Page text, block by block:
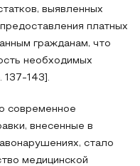
выявленных
платных
гражданам, что
необходимых
137-143].
современное
внесенные в
стало
медицинской